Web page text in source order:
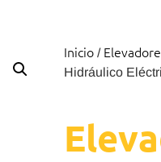
Inicio /
Hidráulico